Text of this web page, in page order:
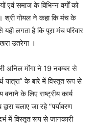
एवं समाज के विभिन्न वर्गों को
श्री गोयल ने कहा कि मंच के
लगता है कि पूरा मंच परिवार
उतरेगा ।
अनिल मोंगा ने 19 नवम्बर से
यात्रा” के बारे में विस्तृत रूप से
के लिए राष्ट्रीय कार्य
चलाए जा रहे “पर्यावरण
में विस्तृत रूप से जानकारी